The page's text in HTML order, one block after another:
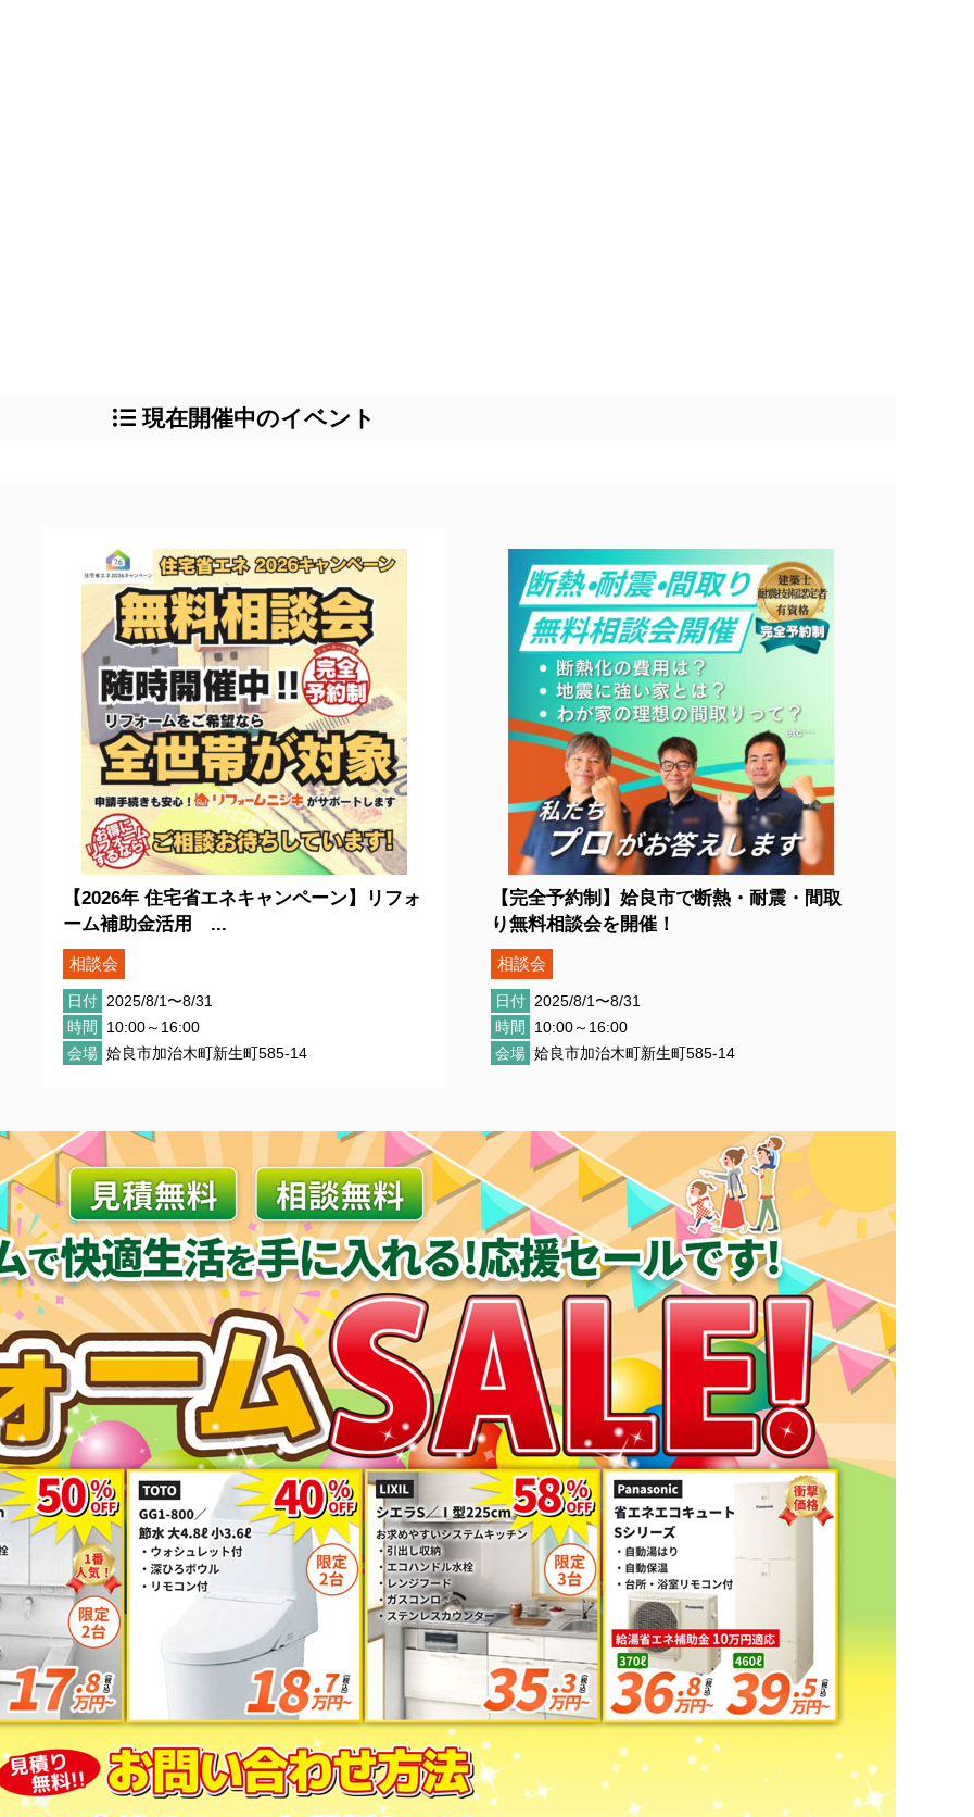
現在開催中のイベント
【2026年 住宅省エネキャンペーン】リフォ
ーム補助金活用 ...
相談会
日付 2025/8/1〜8/31
時間
10:00～16:00
会場 姶良市加治木町新生町585-14
【完全予約制】︎姶良市で断熱・耐震・間取
り無料相談会を開催！
相談会
日付 2025/8/1〜8/31
時間
10:00～16:00
会場 姶良市加治木町新生町585-14